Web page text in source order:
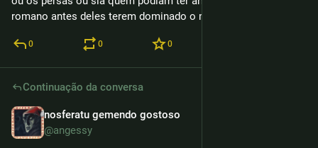
romano antes deles terem dominado o mundo
0 0 0
Continuação da conversa
nosferatu gemendo gostoso
@angessy